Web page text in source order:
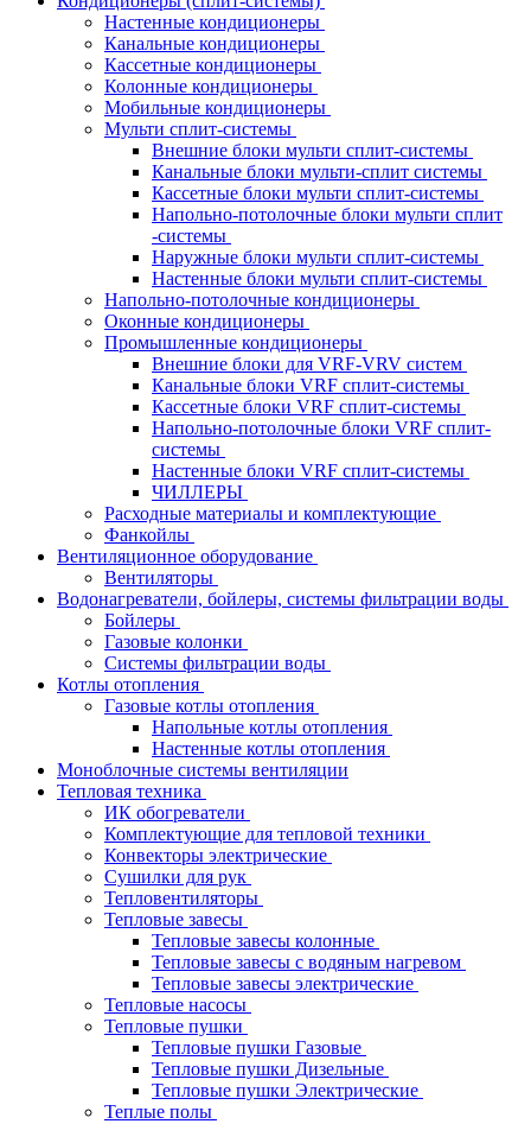
Настенные кондиционеры
Канальные кондиционеры
Кассетные кондиционеры
Колонные кондиционеры
Мобильные кондиционеры
Мульти сплит-системы
Внешние блоки мульти сплит-системы
Канальные блоки мульти-сплит системы
Кассетные блоки мульти сплит-системы
Напольно-потолочные блоки мульти сплит
-системы
Наружные блоки мульти сплит-системы
Настенные блоки мульти сплит-системы
Напольно-потолочные кондиционеры
Оконные кондиционеры
Промышленные кондиционеры
Внешние блоки для VRF-VRV систем
Канальные блоки VRF сплит-системы
Кассетные блоки VRF сплит-системы
Напольно-потолочные блоки VRF сплит-
системы
Настенные блоки VRF сплит-системы
ЧИЛЛЕРЫ
Расходные материалы и комплектующие
Фанкойлы
Вентиляционное оборудование
Вентиляторы
Водонагреватели, бойлеры, системы фильтрации воды
Бойлеры
Газовые колонки
Системы фильтрации воды
Котлы отопления
Газовые котлы отопления
Напольные котлы отопления
Настенные котлы отопления
Моноблочные системы вентиляции
Тепловая техника
ИК обогреватели
Комплектующие для тепловой техники
Конвекторы электрические
Сушилки для рук
Тепловентиляторы
Тепловые завесы
Тепловые завесы колонные
Тепловые завесы с водяным нагревом
Тепловые завесы электрические
Тепловые насосы
Тепловые пушки
Тепловые пушки Газовые
Тепловые пушки Дизельные
Тепловые пушки Электрические
Теплые полы